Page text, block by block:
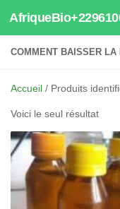
Au dessous du
COMMENT BAISSER LA
Accueil / Produits
Voici le seul résultat